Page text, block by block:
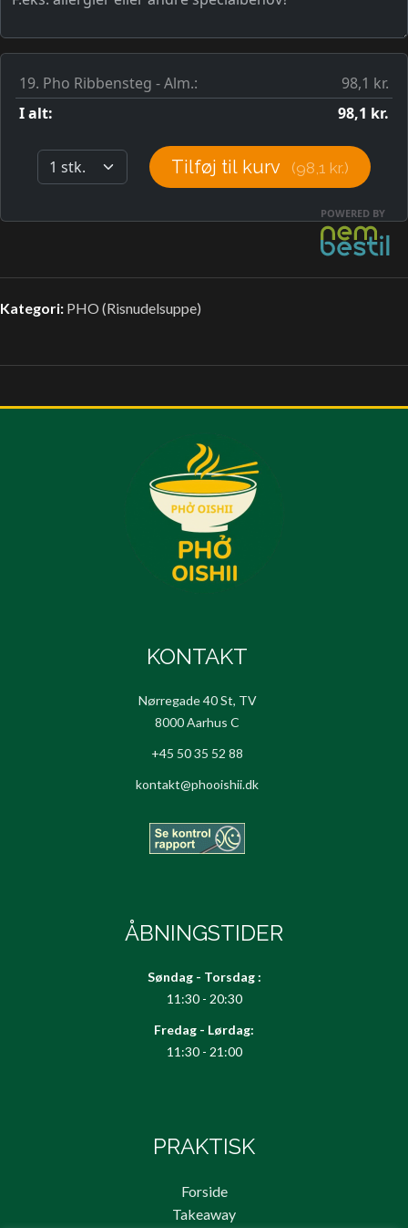
Kategori: PHO (Risnudelsuppe)
KONTAKT
Nørregade 40 St, TV
8000 Aarhus C
+45 50 35 52 88
kontakt@phooishii.dk
ÅBNINGSTIDER
Søndag - Torsdag :
11:30 - 20:30
Fredag - Lørdag:
11:30 - 21:00
PRAKTISK
Forside
Takeaway